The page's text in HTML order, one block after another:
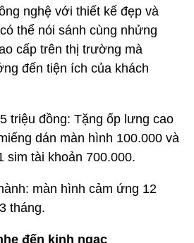
nghệ với thiết kế đẹp và
thể nói sánh cùng nhửng
cấp trên thị trường mà
đến tiện ích của khách
triệu đồng: Tặng ốp lưng cao
dán màn hình 100.000 và
sim tài khoản 700.000.
màn hình cảm ứng 12
tháng.
đến kinh ngạc